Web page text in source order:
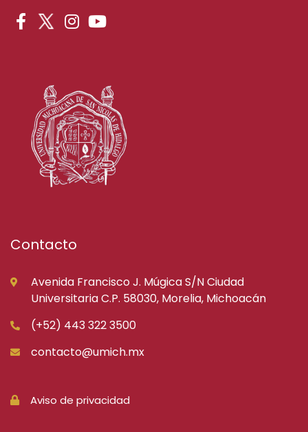
Contacto
Avenida Francisco J. Múgica S/N Ciudad
Universitaria C.P. 58030, Morelia, Michoacán
(+52) 443 322 3500
contacto@umich.mx
Aviso de privacidad